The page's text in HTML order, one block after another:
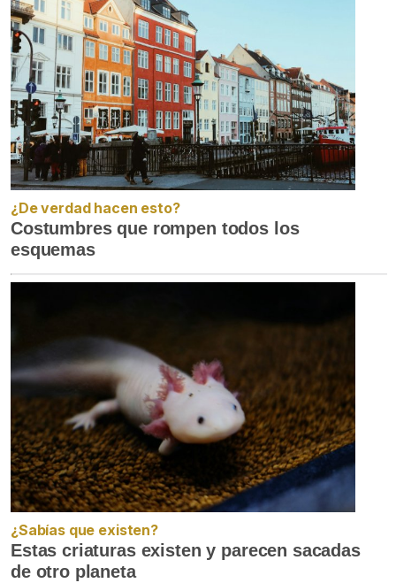
¿De verdad hacen esto?
Costumbres que rompen todos los
esquemas
¿Sabías que existen?
Estas criaturas existen y parecen sacadas
de otro planeta